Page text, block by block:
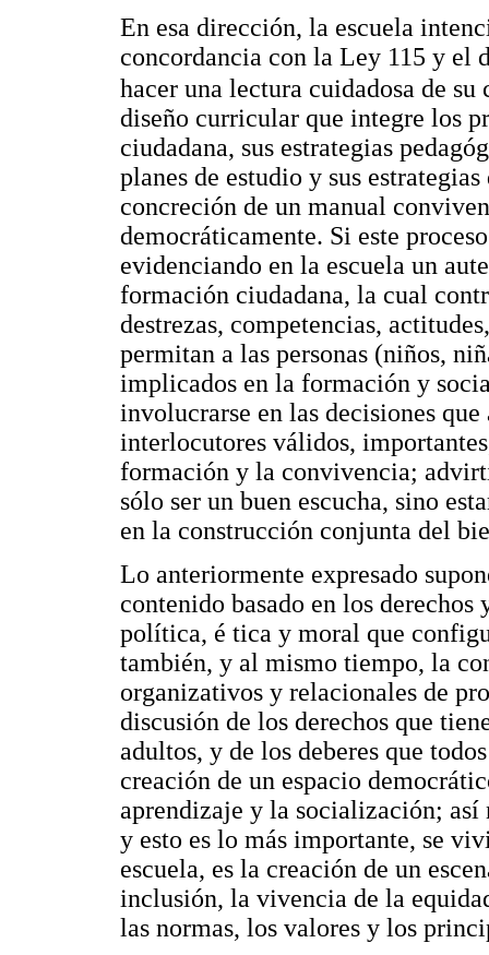
En esa dirección, la escuela
concordancia con la Ley 115 y el
hacer una lectura cuidadosa de
diseño curricular que integre los
ciudadana, sus estrategias
planes de estudio y sus
concreción de un manual
democráticamente. Si este
evidenciando en la escuela un
formación ciudadana, la cual
destrezas, competencias,
permitan a las personas (niños,
implicados en la formación y
involucrarse en las decisiones
interlocutores válidos,
formación y la convivencia;
sólo ser un buen escucha, sino
en la construcción conjunta del
Lo anteriormente expresado
contenido basado en los
política, é tica y moral que
también, y al mismo tiempo, la
organizativos y relacionales de
discusión de los derechos que
adultos, y de los deberes que
creación de un espacio
aprendizaje y la socialización; así
y esto es lo más importante, se
escuela, es la creación de un
inclusión, la vivencia de la
las normas, los valores y los